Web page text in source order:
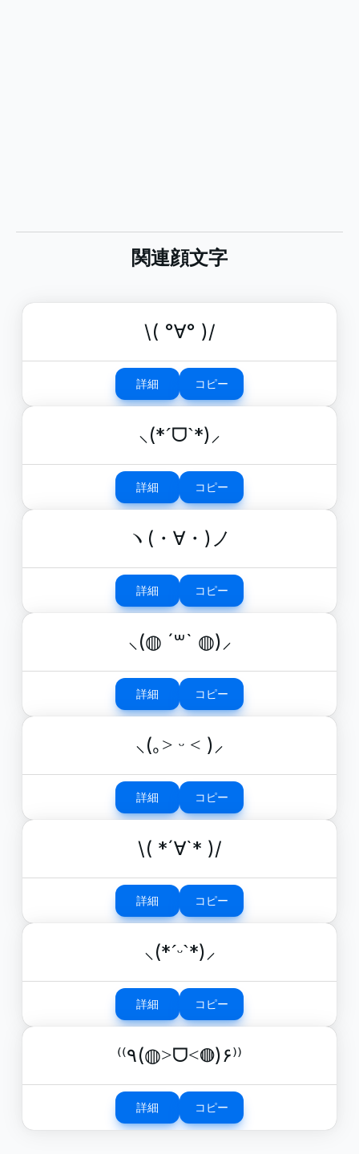
関連顔文字
\( °∀° )/
詳細 コピー
⸜(*ˊᗜˋ*)⸝
詳細 コピー
ヽ(・∀・)ノ
詳細 コピー
⸜(◍ ´꒳` ◍)⸝
詳細 コピー
⸜(｡˃ ᵕ ˂ )⸝
詳細 コピー
\( *´∀`* )/
詳細 コピー
⸜(*ˊᵕˋ*)⸝
詳細 コピー
⁽⁽٩(◍˃ᗜ˂◍)۶⁾⁾
詳細 コピー